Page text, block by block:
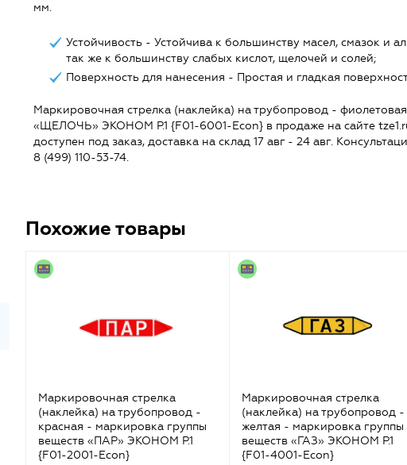
мм.
Устойчивость - Устойчива к большинству масел, смазок и
так же к большинству слабых кислот, щелочей и солей;
Поверхность для нанесения - Простая и гладкая
Маркировочная стрелка (наклейка) на трубопровод -
«ЩЕЛОЧЬ» ЭКОНОМ Р.1 {F01-6001-Econ} в продаже на сайте
доступен под заказ, доставка на склад 17 авг - 24 авг.
8 (499) 110-53-74.
Похожие товары
Маркировочная стрелка
(наклейка) на трубопровод -
красная - маркировка группы
веществ «ПАР» ЭКОНОМ Р.1
{F01-2001-Econ}
Маркировочная стрелка
(наклейка) на трубопровод -
желтая - маркировка группы
веществ «ГАЗ» ЭКОНОМ Р.1
{F01-4001-Econ}